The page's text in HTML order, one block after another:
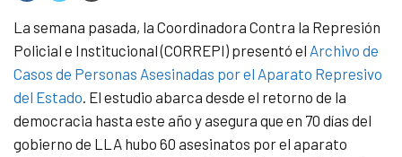
La semana pasada, la Coordinadora Contra la Represión
Policial e Institucional (CORREPI) presentó el Archivo de
Casos de Personas Asesinadas por el Aparato Represivo
del Estado. El estudio abarca desde el retorno de la
democracia hasta este año y asegura que en 70 días del
gobierno de LLA hubo 60 asesinatos por el aparato